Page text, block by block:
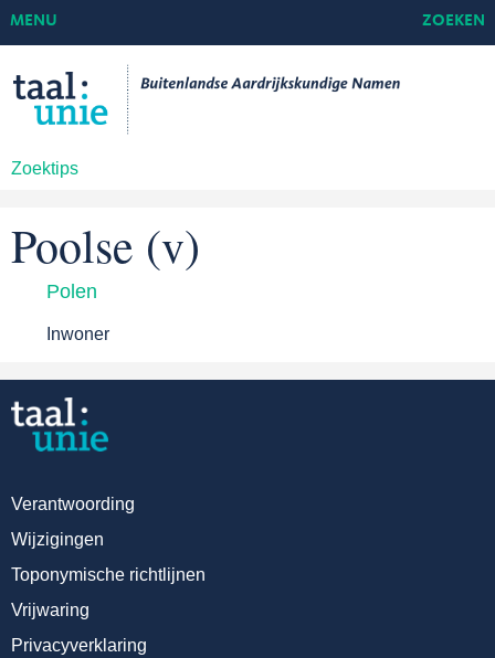
Zoektips
MENU ZOEKEN
Poolse (v)
Polen
Inwoner
Verantwoording
Wijzigingen
Toponymische richtlijnen
Vrijwaring
Privacyverklaring